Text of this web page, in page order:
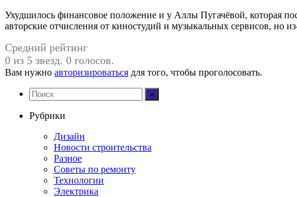
Ухудшилось финансовое положение и у Аллы Пугачёвой, которая
авторские отчисления от киностудий и музыкальных сервисов, но
Средний рейтинг
0 из 5 звезд. 0 голосов.
Вам нужно авторизироваться для того, чтобы проголосовать.
Рубрики
Дизайн
Новости строительства
Разное
Советы по ремонту
Технологии
Электрика